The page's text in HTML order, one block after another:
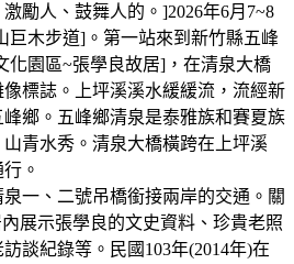
舞人的。]2026年6月7~8
巨木步道]。第一站來到新竹縣五峰
化園區~張學良故居]，在清泉大橋
標誌。上坪溪溪水緩緩流，流經新
鄉。五峰鄉清泉是泰雅族和賽夏族
青水秀。清泉大橋橫跨在上坪溪
。
一、二號吊橋銜接兩岸的交通。關
展示張學良的文史資料、珍貴老照
談紀錄等。民國103年(2014年)在